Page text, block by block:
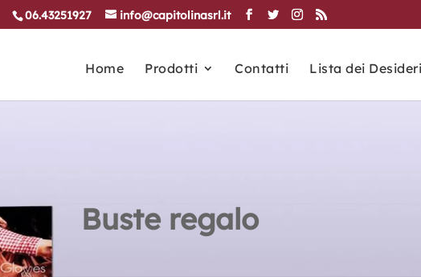
06.43251927 info@capitolinasrl.it
Home Prodotti Contatti Lista dei Desideri
Buste regalo